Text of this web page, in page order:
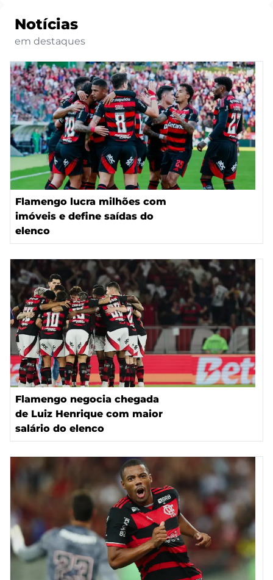
Notícias
em destaques
Flamengo lucra milhões com
imóveis e define saídas do
elenco
Flamengo negocia chegada
de Luiz Henrique com maior
salário do elenco